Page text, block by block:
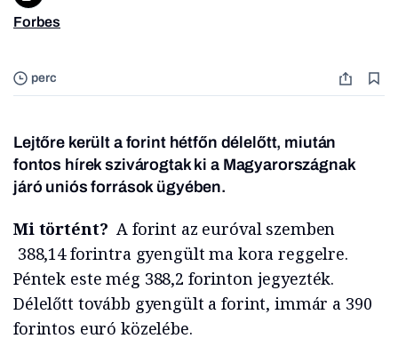
perc
Forbes
Lejtőre került a forint hétfőn délelőtt, miután
fontos hírek szivárogtak ki a Magyarországnak
járó uniós források ügyében.
Mi történt? A forint az euróval szemben
388,14 forintra gyengült ma kora reggelre.
Péntek este még 388,2 forinton jegyezték.
Délelőtt tovább gyengült a forint, immár a 390
forintos euró közelébe.